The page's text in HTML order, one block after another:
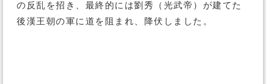
の反乱を招き、最終的には劉秀（光武帝）が建てた
後漢王朝の軍に道を阻まれ、降伏しました。